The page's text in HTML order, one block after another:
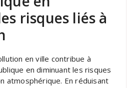
risques liés à
en ville contribue à
en diminuant les risques
atmosphérique. En réduisant